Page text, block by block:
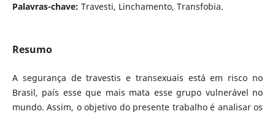
Palavras-chave: Travesti, Linchamento, Transfobia.
Resumo
A segurança de travestis e transexuais está em risco no
Brasil, país esse que mais mata esse grupo vulnerável no
mundo. Assim, o objetivo do presente trabalho é analisar os